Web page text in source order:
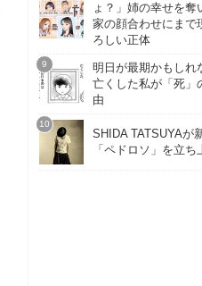
ょ？」姉の幸せを
家の顔合わせにまで
ろしい正体
明日が最期かもしれ
亡くした私が「死」
由
SHIDA TATSUYAが
「ペドロソ」を立ち